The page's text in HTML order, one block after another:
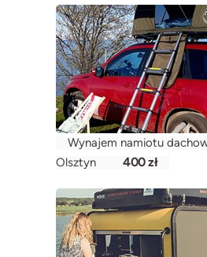
Wynajem namiotu
Olsztyn
400 zł